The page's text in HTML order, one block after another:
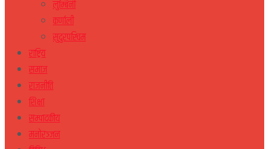
लुम्बिनी
कर्णाली
सुदुरपस्चिम
राष्ट्रिय
समाज
राजनीति
शिक्षा
सम्पादकीय
मनोरञ्जन